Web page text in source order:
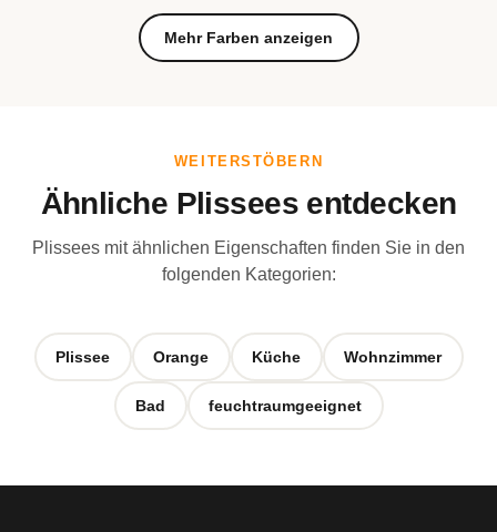
Mehr Farben anzeigen
WEITERSTÖBERN
Ähnliche Plissees entdecken
Plissees mit ähnlichen Eigenschaften finden Sie in den
folgenden Kategorien:
Plissee Orange Küche Wohnzimmer
Bad feuchtraumgeeignet